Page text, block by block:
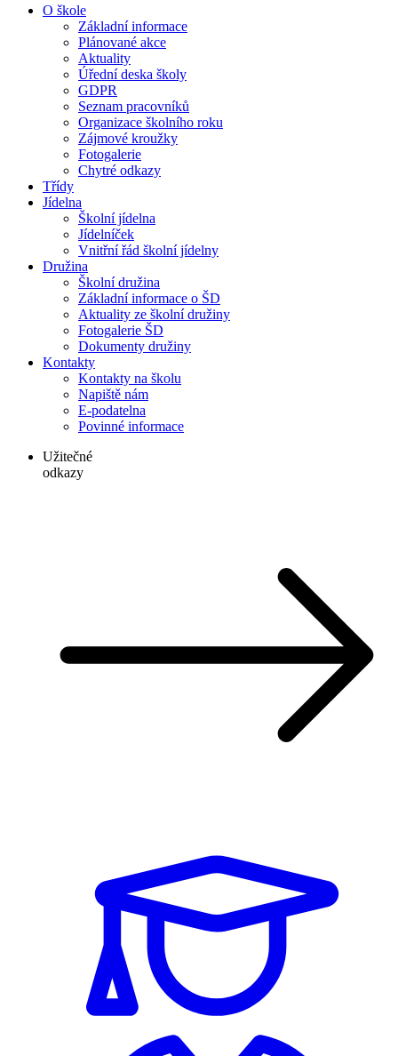
O škole
Základní informace
Plánované akce
Aktuality
Úřední deska školy
GDPR
Seznam pracovníků
Organizace školního roku
Zájmové kroužky
Fotogalerie
Chytré odkazy
Třídy
Jídelna
Školní jídelna
Jídelníček
Vnitřní řád školní jídelny
Družina
Školní družina
Základní informace o ŠD
Aktuality ze školní družiny
Fotogalerie ŠD
Dokumenty družiny
Kontakty
Kontakty na školu
Napiště nám
E-podatelna
Povinné informace
Užitečné
odkazy